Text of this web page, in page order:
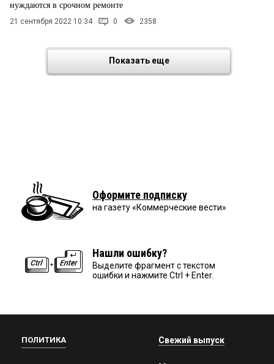
нуждаются в срочном ремонте
21 сентября 2022 10:34 0 2358
Показать еще
Оформите подписку
на газету «Коммерческие вести»
Нашли ошибку?
Выделите фрагмент с текстом
ошибки и нажмите Ctrl + Enter.
ПОЛИТИКА Свежий выпуск